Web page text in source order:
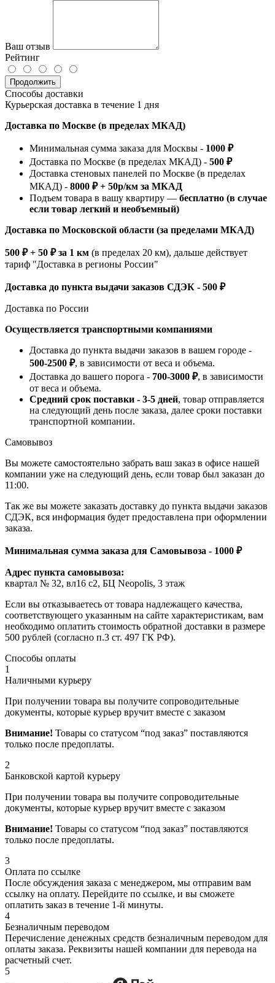
Ваш отзыв
Рейтинг
Продолжить
Способы доставки
Курьерская доставка в течение 1 дня
Доставка по Москве (в пределах МКАД)
Минимальная сумма заказа для Москвы - 1000 ₽
Доставка по Москве (в пределах МКАД) - 500 ₽
Доставка стеновых панелей по Москве (в пределах
МКАД) - 8000 ₽ + 50р/км за МКАД
Подъем товара в вашу квартиру — бесплатно (в случае
если товар легкий и необъемный)
Доставка по Московской области (за пределами МКАД)
500 ₽ + 50 ₽ за 1 км (в пределах 20 км), дальше действует
тариф "Доставка в регионы России"
Доставка до пункта выдачи заказов СДЭК - 500 ₽
Доставка по России
Осуществляется транспортными компаниями
Доставка до пункта выдачи заказов в вашем городе -
500-2500 ₽, в зависимости от веса и объема.
Доставка до вашего порога - 700-3000 ₽, в зависимости
от веса и объема.
Средний срок поставки - 3-5 дней, товар отправляется
на следующий день после заказа, далее сроки поставки
транспортной компании.
Самовывоз
Вы можете самостоятельно забрать ваш заказ в офисе нашей
компании уже на следующий день, если товар был заказан до
11:00.
Так же вы можете заказать доставку до пункта выдачи заказов
СДЭК, вся информация будет предоставлена при оформлении
заказа.
Минимальная сумма заказа для Самовывоза - 1000 ₽
Адрес пункта самовывоза:
квартал № 32, вл16 с2, БЦ Neopolis, 3 этаж
Если вы отказываетесь от товара надлежащего качества,
соответствующего указанным на сайте характеристикам, вам
необходимо оплатить стоимость обратной доставки в размере
500 рублей (согласно п.3 ст. 497 ГК РФ).
Способы оплаты
1
Наличными курьеру
При получении товара вы получите сопроводительные
документы, которые курьер вручит вместе с заказом
Внимание! Товары со статусом “под заказ” поставляются
только после предоплаты.
2
Банковской картой курьеру
При получении товара вы получите сопроводительные
документы, которые курьер вручит вместе с заказом
Внимание! Товары со статусом “под заказ” поставляются
только после предоплаты.
3
Оплата по ссылке
После обсуждения заказа с менеджером, мы отправим вам
ссылку на оплату. Перейдите по ссылке, и вы сможете
оплатить заказ в течение 1-й минуты.
4
Безналичным переводом
Перечисление денежных средств безналичным переводом для
оплаты заказа. Реквизиты нашей компании для перевода на
расчетный счет.
5